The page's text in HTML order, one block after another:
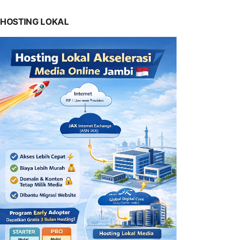
HOSTING LOKAL